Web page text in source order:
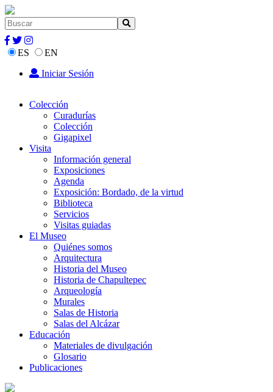
ES
EN
Iniciar Sesión
Colección
Curadurías
Colección
Gigapixel
Visita
Información general
Exposiciones
Agenda
Exposición: Bordado, de la virtud
Biblioteca
Servicios
Visitas guiadas
El Museo
Quiénes somos
Arquitectura
Historia del Museo
Historia de Chapultepec
Arqueología
Murales
Salas de Historia
Salas del Alcázar
Educación
Materiales de divulgación
Glosario
Publicaciones